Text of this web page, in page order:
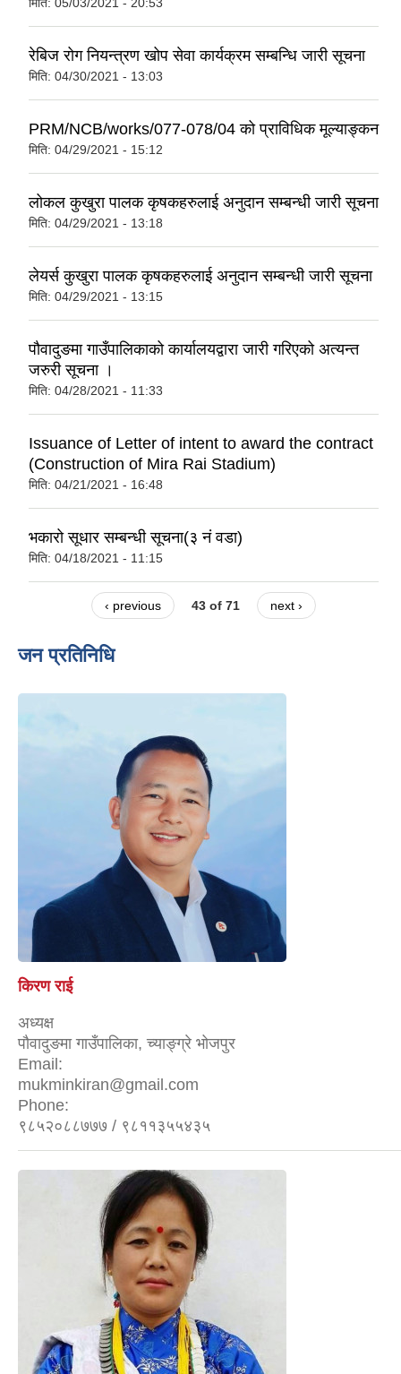
मिति: 05/03/2021 - 20:53
रेबिज रोग नियन्त्रण खोप सेवा कार्यक्रम सम्बन्धि जारी सूचना
मिति: 04/30/2021 - 13:03
PRM/NCB/works/077-078/04 को प्राविधिक मूल्याङ्कन
मिति: 04/29/2021 - 15:12
लोकल कुखुरा पालक कृषकहरुलाई अनुदान सम्बन्धी जारी सूचना
मिति: 04/29/2021 - 13:18
लेयर्स कुखुरा पालक कृषकहरुलाई अनुदान सम्बन्धी जारी सूचना
मिति: 04/29/2021 - 13:15
पौवादुङमा गाउँपालिकाको कार्यालयद्वारा जारी गरिएको अत्यन्त
जरुरी सूचना ।
मिति: 04/28/2021 - 11:33
Issuance of Letter of intent to award the contract
(Construction of Mira Rai Stadium)
मिति: 04/21/2021 - 16:48
भकारो सूधार सम्बन्धी सूचना(३ नं वडा)
मिति: 04/18/2021 - 11:15
‹ previous 43 of 71 next ›
जन प्रतिनिधि
किरण राई
अध्यक्ष
पौवादुङमा गाउँपालिका, च्याङ्ग्रे भोजपुर
Email:
mukminkiran@gmail.com
Phone:
९८५२०८८७७७ / ९८११३५५४३५